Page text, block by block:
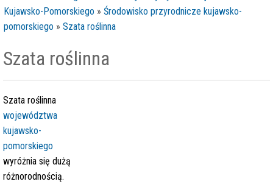
Kujawsko-Pomorskiego » Środowisko przyrodnicze kujawsko-
pomorskiego » Szata roślinna
Szata roślinna
Szata roślinna
województwa
kujawsko-
pomorskiego
wyróżnia się dużą
różnorodnością.